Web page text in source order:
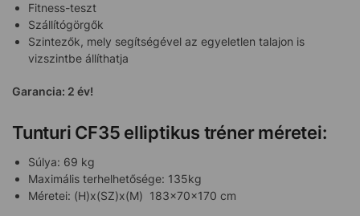
Fitness-teszt
Szállítógörgők
Szintezők, mely segítségével az egyeletlen talajon is
vizszintbe állíthatja
Garancia: 2 év!
Tunturi CF35 elliptikus tréner méretei:
Súlya: 69 kg
Maximális terhelhetősége: 135kg
Méretei: (H)x(SZ)x(M) 183x70x170 cm